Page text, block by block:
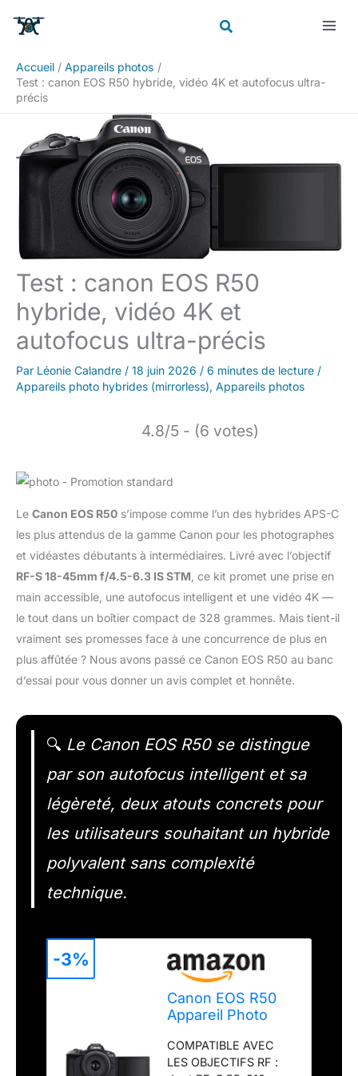
Accueil
Appareils photos
Test : canon EOS R50 hybride, vidéo 4K et autofocus ultra-
précis
Test : canon EOS R50
hybride, vidéo 4K et
autofocus ultra-précis
Par Léonie Calandre / 18 juin 2026 / 6 minutes de lecture /
Appareils photo hybrides (mirrorless), Appareils photos
4.8/5 - (6 votes)
Le Canon EOS R50 s’impose comme l’un des hybrides APS-C
les plus attendus de la gamme Canon pour les photographes
et vidéastes débutants à intermédiaires. Livré avec l’objectif
RF-S 18-45mm f/4.5-6.3 IS STM , ce kit promet une prise en
main accessible, une autofocus intelligent et une vidéo 4K —
le tout dans un boîtier compact de 328 grammes. Mais tient-il
vraiment ses promesses face à une concurrence de plus en
plus affûtée ? Nous avons passé ce Canon EOS R50 au banc
d’essai pour vous donner un avis complet et honnête.
🔍 Le Canon EOS R50 se distingue
par son autofocus intelligent et sa
légèreté, deux atouts concrets pour
les utilisateurs souhaitant un hybride
polyvalent sans complexité
technique.
Canon EOS R50
Appareil Photo
Hybride 24,2 +
RF-S 18-45mm is
COMPATIBLE AVEC
LES OBJECTIFS RF :
-3%